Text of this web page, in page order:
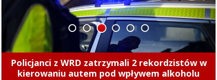
Policjanci z WRD zatrzymali 2 rekordzistów w
kierowaniu autem pod wpływem alkoholu
1 2 3 4 5 6